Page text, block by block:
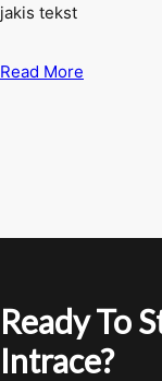
jakis tekst
Read More
Ready To
Intrace?